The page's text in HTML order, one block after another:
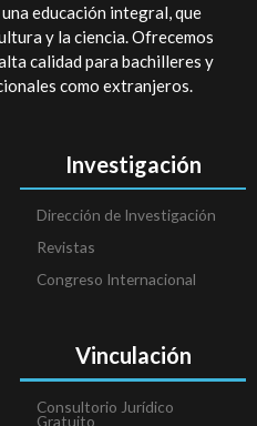
educación integral, que
y la ciencia. Ofrecemos
calidad para bachilleres y
como extranjeros.
Investigación
Dirección de Investigación
Revistas
Congreso Internacional
Vinculación
Consultorio Jurídico
Gratuito